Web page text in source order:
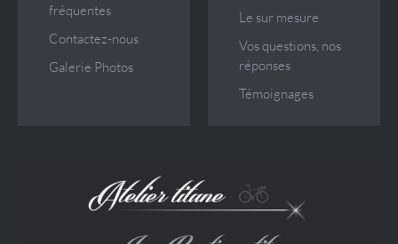
fréquentes
Contactez-nous
Galerie Photos
Le sur mesure
Vos questions, nos
réponses
Témoignages